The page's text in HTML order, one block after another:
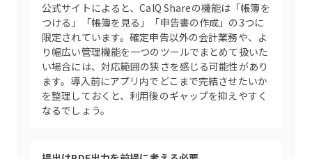
公式サイトによると、CalQ Shareの機能は「帳簿を
つける」「帳簿を見る」「申告書の作成」の3つに
限定されています。確定申告以外の会計業務や、よ
り幅広い管理機能を一つのツールでまとめて扱いた
い場合には、対応範囲の狭さを感じる可能性があり
ます。導入前にアプリ内でどこまで完結させたいか
を整理しておくと、利用後のギャップを抑えやすく
なるでしょう。